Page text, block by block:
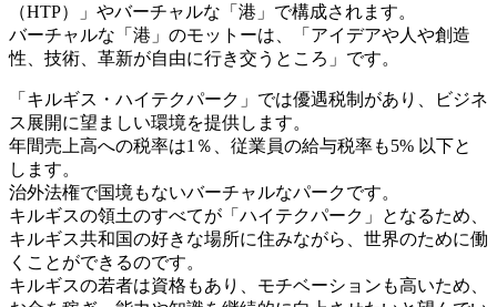
（HTP）」やバーチャルな「港」で構成されます。
バーチャルな「港」のモットーは、「アイデアや人や創造
性、技術、革新が自由に行き交うところ」です。
「キルギス・ハイテクパーク」では優遇税制があり、ビジネ
ス展開に望ましい環境を提供します。
年間売上高への税率は1％、従業員の給与税率も5% 以下と
します。
治外法権で国境もないバーチャルなパークです。
キルギスの領土のすべてが「ハイテクパーク」となるため、
キルギス共和国の好きな場所に住みながら、世界のために働
くことができるのです。
キルギスの若者は資格もあり、モチベーションも高いため、